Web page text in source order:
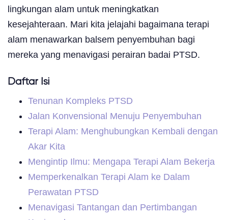
lingkungan alam untuk meningkatkan
kesejahteraan. Mari kita jelajahi bagaimana terapi
alam menawarkan balsem penyembuhan bagi
mereka yang menavigasi perairan badai PTSD.
Daftar Isi
Tenunan Kompleks PTSD
Jalan Konvensional Menuju Penyembuhan
Terapi Alam: Menghubungkan Kembali dengan
Akar Kita
Mengintip Ilmu: Mengapa Terapi Alam Bekerja
Memperkenalkan Terapi Alam ke Dalam
Perawatan PTSD
Menavigasi Tantangan dan Pertimbangan